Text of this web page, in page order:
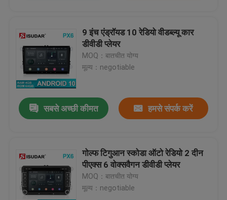
9 इंच एंड्रॉयड 10 रेडियो वीडब्ल्यू कार
डीवीडी प्लेयर
MOQ：बातचीत योग्य
मूल्य：negotiable
सबसे अच्छी कीमत हमसे संपर्क करें
गोल्फ टिगुआन स्कोडा ऑटो रेडियो 2 दीन
पीएक्स 6 वोक्सवैगन डीवीडी प्लेयर
MOQ：बातचीत योग्य
मूल्य：negotiable